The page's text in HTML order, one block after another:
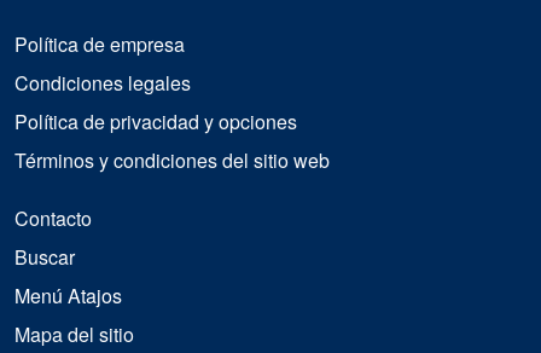
Política de empresa
Condiciones legales
Política de privacidad y opciones
Términos y condiciones del sitio web
Contacto
Buscar
Menú Atajos
Mapa del sitio